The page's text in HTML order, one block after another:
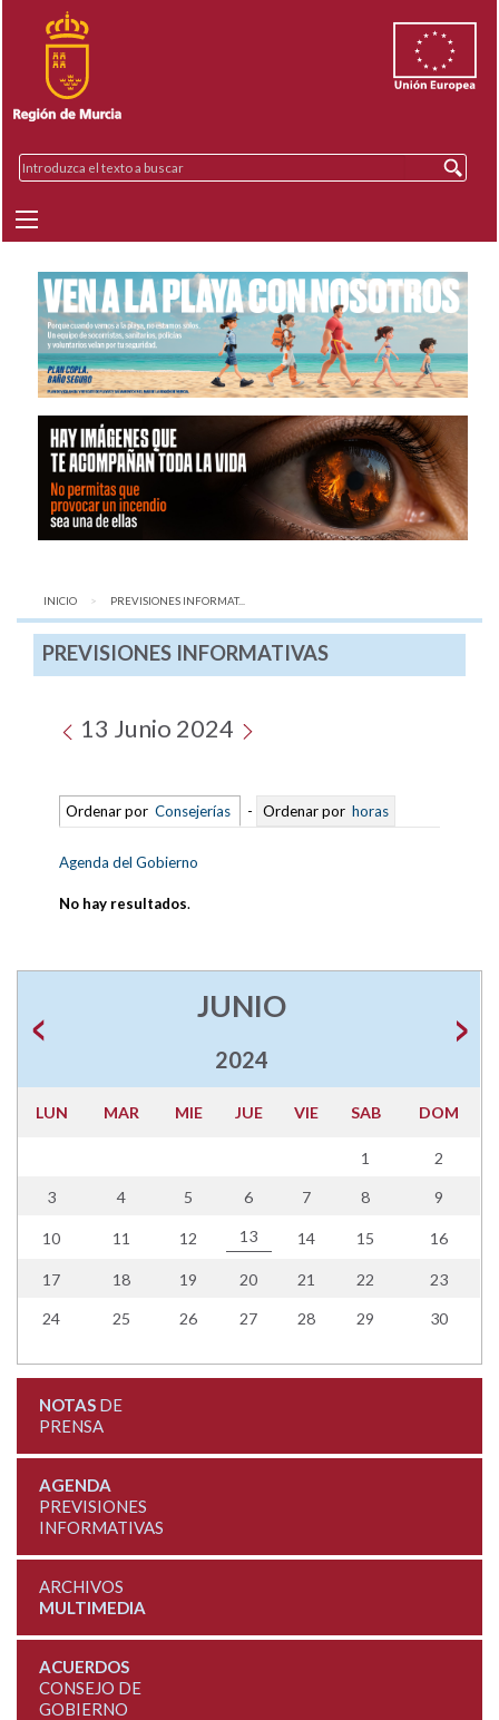
INICIO AQUÍ:
PREVISIONES INFORMAT...
PREVISIONES INFORMATIVAS
13 Junio 2024
Ordenar por Consejerías - Ordenar por horas
Agenda del Gobierno
No hay resultados.
JUNIO
2024
LUN MAR MIE JUE VIE SAB DOM
1 2
3 4 5 6 7 8 9
10 11 12 13 14 15 16
17 18 19 20 21 22 23
24 25 26 27 28 29 30
NOTASDE
PRENSA
AGENDA
PREVISIONES
INFORMATIVAS
ARCHIVOS
MULTIMEDIA
ACUERDOS
CONSEJO DE
GOBIERNO